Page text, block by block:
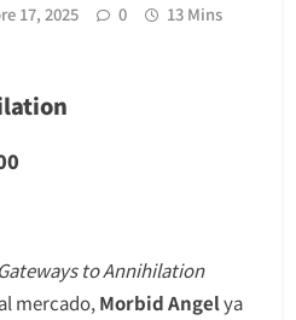
17, 2025 0 13 Mins
Gateways to Annihilation
mercado, Morbid Angelya